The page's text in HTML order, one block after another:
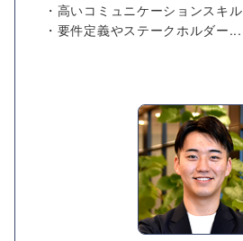
・高いコミュニケーションスキル
・要件定義やステークホルダー...